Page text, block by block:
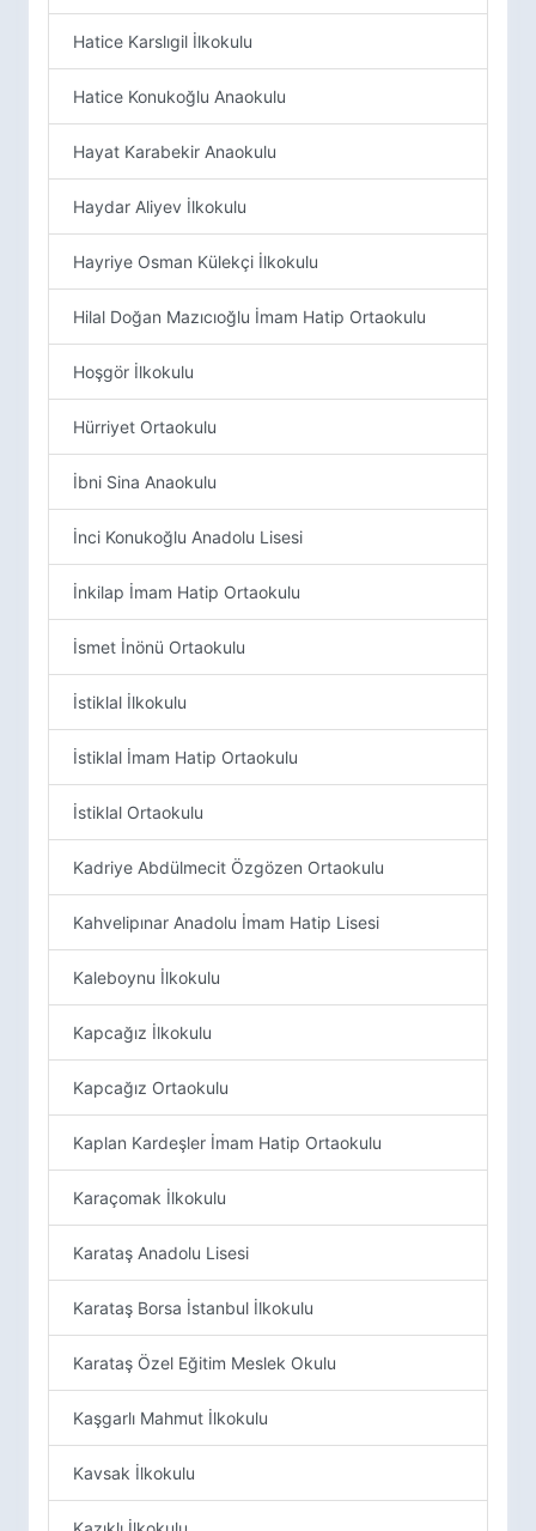
Hatice Karslıgil İlkokulu
Hatice Konukoğlu Anaokulu
Hayat Karabekir Anaokulu
Haydar Aliyev İlkokulu
Hayriye Osman Külekçi İlkokulu
Hilal Doğan Mazıcıoğlu İmam Hatip Ortaokulu
Hoşgör İlkokulu
Hürriyet Ortaokulu
İbni Sina Anaokulu
İnci Konukoğlu Anadolu Lisesi
İnkilap İmam Hatip Ortaokulu
İsmet İnönü Ortaokulu
İstiklal İlkokulu
İstiklal İmam Hatip Ortaokulu
İstiklal Ortaokulu
Kadriye Abdülmecit Özgözen Ortaokulu
Kahvelipınar Anadolu İmam Hatip Lisesi
Kaleboynu İlkokulu
Kapcağız İlkokulu
Kapcağız Ortaokulu
Kaplan Kardeşler İmam Hatip Ortaokulu
Karaçomak İlkokulu
Karataş Anadolu Lisesi
Karataş Borsa İstanbul İlkokulu
Karataş Özel Eğitim Meslek Okulu
Kaşgarlı Mahmut İlkokulu
Kavsak İlkokulu